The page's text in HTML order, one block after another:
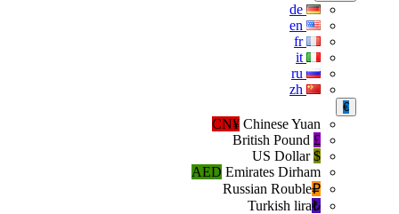
fr
€
CN¥ Chinese Yuan
£
$
US Dollar
AED Emirates Dirham
₽‎
Russian Rouble
₺‎
Turkish lira